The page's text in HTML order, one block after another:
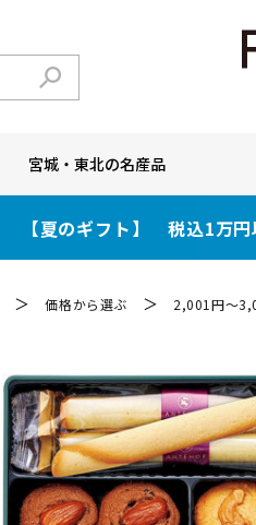
宮城・東北の名産品
【夏のギフト】 税込1万
＞ 価格から選ぶ ＞ 2,001円～